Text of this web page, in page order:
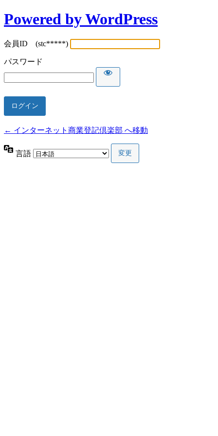
Powered by WordPress
会員ID (stc*****)
パスワード
← インターネット商業登記倶楽部 へ移動
言語